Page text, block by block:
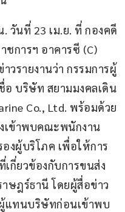
วันที่ 23 เม.ย. ที่ กองคดี
การฯ อาคารซี (C)
วรายงานว่า กรรมการผู้
อ บริษัท สยามมงคลเดิน
Co., Ltd. พร้อมด้วย
เข้าพบคณะพนักงาน
งผู้บริโภค เพื่อให้การ
เกี่ยวข้องกับการขนส่ง
ษฎร์ธานี โดยผู้สื่อข่าว
แทนบริษัทก่อนเข้าพบ